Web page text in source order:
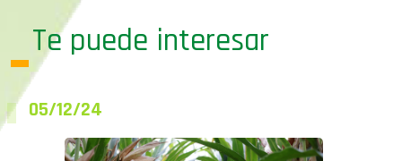
Te puede interesar
05/12/24